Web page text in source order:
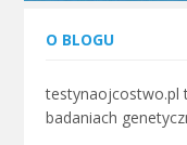
O BLOGU
testynaojcostwo.pl
badaniach